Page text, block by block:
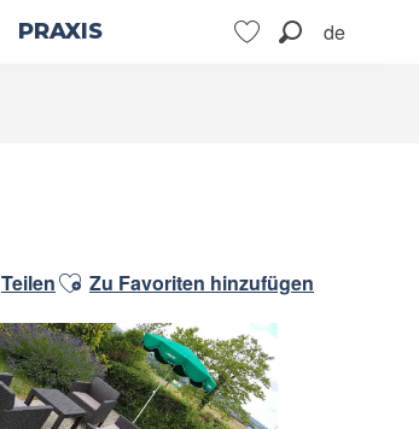
de
PRAXIS
TeilenAjouter aux favoris
Zu Favoriten hinzufügen